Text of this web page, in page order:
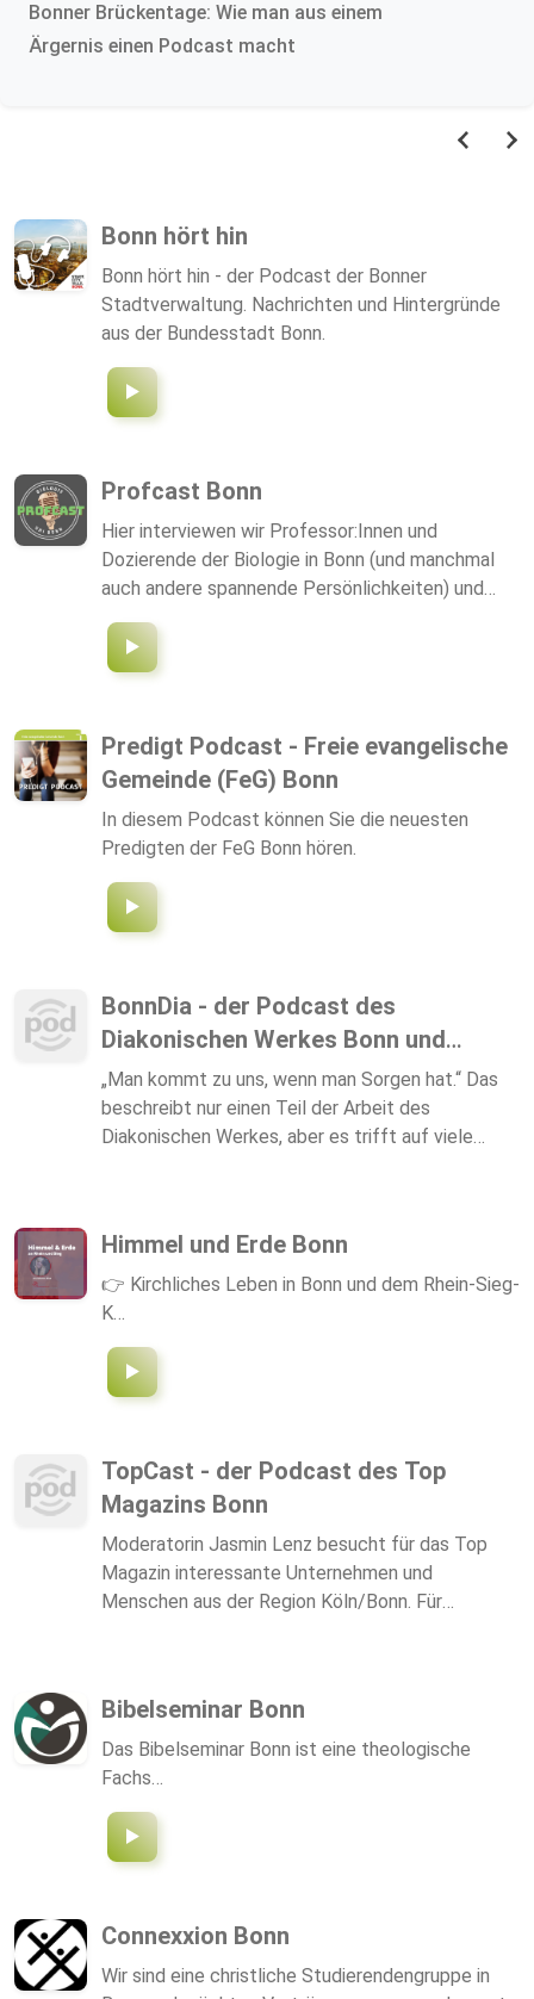
Bonn hört hin
Bonn hört hin - der Podcast der Bonner
Stadtverwaltung. Nachrichten und Hintergründe
aus der Bundesstadt Bonn.
Profcast Bonn
Hier interviewen wir Professor:Innen und
Dozierende der Biologie in Bonn (und manchmal
auch andere spannende Persönlichkeiten) und
Werdegang diese ein wenig besser privat
kennenzulernen.
Predigt Podcast - Freie evangelische
Gemeinde (FeG) Bonn
In diesem Podcast können Sie die neuesten
Predigten der FeG Bonn hören.
BonnDia - der Podcast des
Diakonischen Werkes Bonn und
Region
„Man kommt zu uns, wenn man Sorgen hat.“ Das
beschreibt nur einen Teil der Arbeit des
Diakonischen Werkes, aber es trifft auf viele
Namen „Bonn Dia“. Suchtberatung,
Schwangerenberatung und Sozialberatung sind
die drei Arbeitsfelder, die im Mittelpunkt des
Hahn, Claudia Küster und Helmuth Göbel geht es
um Chancen und Grenzen ihrer Beratung.
Himmel und Erde Bonn
👉 Kirchliches Leben in Bonn und dem Rhein-Sieg-
K…
TopCast - der Podcast des Top
Magazins Bonn
Moderatorin Jasmin Lenz besucht für das Top
Magazin interessante Unternehmen und
Menschen aus der Region Köln/Bonn. Für
Bibelseminar Bonn
Das Bibelseminar Bonn ist eine theologische
Fachs…
Connexxion Bonn
Wir sind eine christliche Studierendengruppe in
Bonner Brückentage: Wie man aus einem
Ärgernis einen Podcast macht